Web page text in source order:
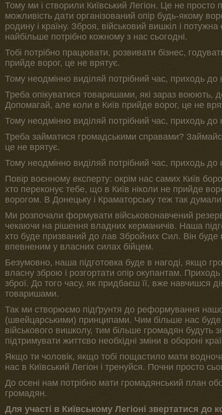
Тому ми і створили Київський Легіон. Це не просто
можливість дати організований опір будь-якому
родину і країну. Зброя, військовий вишкіл і
найбільше потрібно кожному з нас сьогодні.
Тобі потрібно працювати, розвивати бізнес,
прийде ворог, це не врятує.
Тому неодмінно виділяй потрібний час, приходь до
Треба опікуватися товаришами, які зараз воюють,
Допомагай, але коли в Київ прийде ворог, це не
Тому неодмінно виділяй потрібний час, приходь до
Треба займатися громадськими справами?
це не врятує.
Тому неодмінно виділяй потрібний час, приходь до
Повір воєнному експерту: окрім нас самих Київ
хто переконує тебе, що в Київ ніколи не прийде
ворогом. В Донецьку і Краматорську теж так
Ми розпочали формувати військовонавчений
чекаючи на рішення владних керманичів. Наша
хто буде призваний до лав Збройних Сил. Він
впевненим у власних силах бійцем.
Безумовно, наша підготовка буде в нагоді, якщо
власну зброю і розгортати опір окупантам.
зброї. До того часу, як придбаєш її, вже навчишся
товаришами.
Так ми створюємо підґрунтя до реформування
(швейцарськими) принципами. Чим більше нас
військового вишколу, тим більше громадян будуть
підтримувати життєво необхідні зміни в обороні
Якщо ти чоловік, якщо тобі пощастило мати
нас в Київський Легіон і тренуйся. Почни просто
До осені нам потрібно мати громадянський план
громадян.
Для участі в Київському Легіоні звертатися до